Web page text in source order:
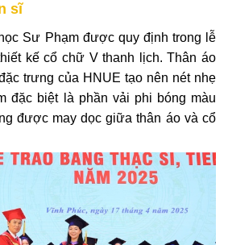
sĩ
Sư Phạm được quy định trong lễ
kế cổ chữ V thanh lịch. Thân áo
trưng của HNUE tạo nên nét nhẹ
đặc biệt là phần vải phi bóng màu
được may dọc giữa thân áo và cổ